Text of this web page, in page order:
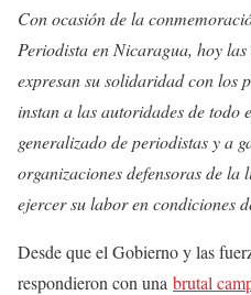
Con ocasión de la
Periodista en Nicaragua, hoy
expresan su solidaridad con los
instan a las autoridades de todo
generalizado de periodistas y a
organizaciones defensoras de la
ejercer su labor en condiciones
Desde que el Gobierno y las
respondieron con una brutal